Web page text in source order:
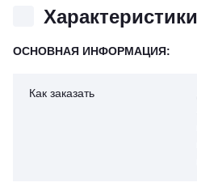
Характеристики
ОСНОВНАЯ ИНФОРМАЦИЯ:
Как заказать